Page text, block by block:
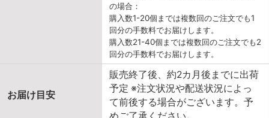
の場合：
購入数1-20個までは複数回のご注文でも1
回分の手数料でお届けします。
購入数21-40個までは複数回のご注文でも2
回分の手数料でお届けします。
お届け目安
販売終了後、約2カ月後までに出荷
予定 ※注文状況や配送状況によっ
て前後する場合がございます。予